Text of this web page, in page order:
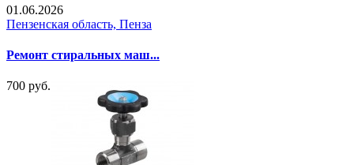
01.06.2026
Пензенская область, Пенза
Ремонт стиральных маш...
700 руб.